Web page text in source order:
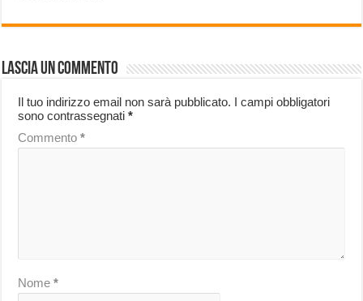
Lascia un commento
Il tuo indirizzo email non sarà pubblicato. I campi obbligatori
sono contrassegnati*
Commento*
Nome*